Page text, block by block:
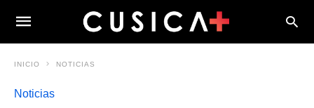
INICIO NOTICIAS
Noticias